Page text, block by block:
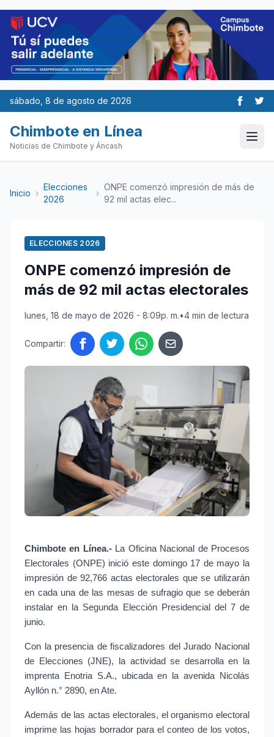
sábado, 8 de agosto de 2026
Chimbote en Línea
Noticias de Chimbote y Áncash
Inicio ›
Elecciones
2026
›
ONPE comenzó impresión de más de
92 mil actas elec...
ELECCIONES 2026
ONPE comenzó impresión de
más de 92 mil actas electorales
lunes, 18 de mayo de 2026 - 8:09p. m.•4 min de lectura
Compartir:
Chimbote en Línea.- La Oficina Nacional de Procesos
Electorales (ONPE) inició este domingo 17 de mayo la
impresión de 92,766 actas electorales que se utilizarán
en cada una de las mesas de sufragio que se deberán
instalar en la Segunda Elección Presidencial del 7 de
junio.
Con la presencia de fiscalizadores del Jurado Nacional
de Elecciones (JNE), la actividad se desarrolla en la
imprenta Enotria S.A., ubicada en la avenida Nicolás
Ayllón n.° 2890, en Ate.
Además de las actas electorales, el organismo electoral
imprime las hojas borrador para el conteo de los votos,